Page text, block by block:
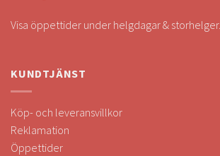
Visa öppettider under helgdagar & storhelger.
KUNDTJÄNST
Köp- och leveransvillkor
Reklamation
Öppettider